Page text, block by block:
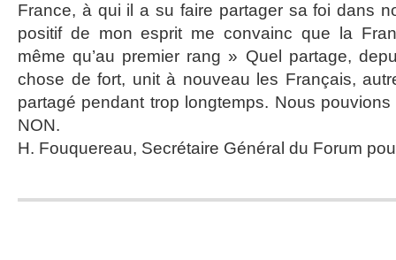
France, à qui il a su faire partager sa foi dans
positif de mon esprit me convainc que la
même qu’au premier rang » Quel partage,
chose de fort, unit à nouveau les Français,
partagé pendant trop longtemps. Nous
NON.
H. Fouquereau, Secrétaire Général du Forum